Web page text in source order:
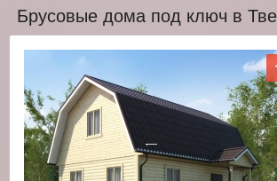
Брусовые дома под ключ в